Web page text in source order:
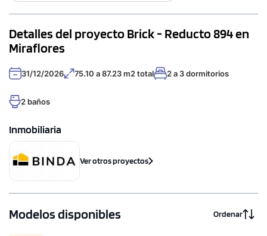
Detalles del proyecto Brick - Reducto 894 en
Miraflores
31/12/2026 75.10 a 87.23 m2 total 2 a 3 dormitorios
2 baños
Inmobiliaria
Ver otros proyectos
Modelos disponibles Ordenar